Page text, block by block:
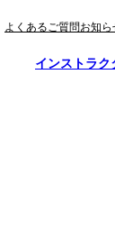
よくあるご質問お知ら
インストラク